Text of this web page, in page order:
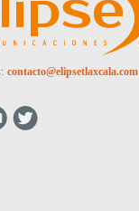
contacto@elipsetlaxcala.com